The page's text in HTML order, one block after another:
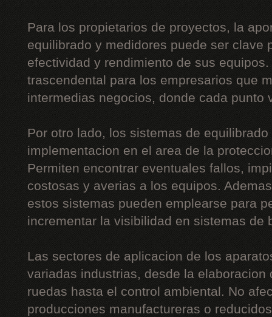
Para los propietarios de proyectos, la
equilibrado y medidores puede ser clave
efectividad y rendimiento de sus
trascendental para los empresarios que
intermedias negocios, donde cada punto
Por otro lado, los sistemas de
implementacion en el area de la
Permiten encontrar eventuales fallos,
costosas y averias a los equipos.
estos sistemas pueden emplearse para
incrementar la visibilidad en sistemas de
Las sectores de aplicacion de los
variadas industrias, desde la elaboracion
ruedas hasta el control ambiental. No
producciones manufactureras o